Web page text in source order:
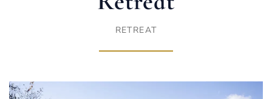
RETREAT